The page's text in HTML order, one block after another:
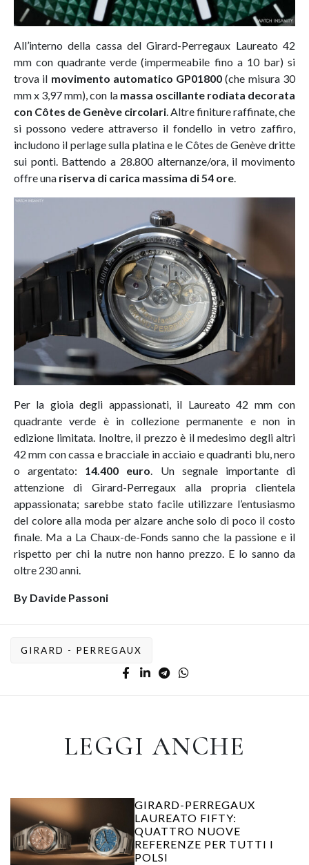
All’interno della cassa del Girard-Perregaux Laureato 42
mm con quadrante verde (impermeabile fino a 10 bar) si
trova il movimento automatico GP01800 (che misura 30
mm x 3,97 mm), con la massa oscillante rodiata decorata
con Côtes de Genève circolari. Altre finiture raffinate, che
si possono vedere attraverso il fondello in vetro zaffiro,
includono il perlage sulla platina e le Côtes de Genève dritte
sui ponti. Battendo a 28.800 alternanze/ora, il movimento
offre una riserva di carica massima di 54 ore.
Per la gioia degli appassionati, il Laureato 42 mm con
quadrante verde è in collezione permanente e non in
edizione limitata. Inoltre, il prezzo è il medesimo degli altri
42 mm con cassa e bracciale in acciaio e quadranti blu, nero
o argentato: 14.400 euro. Un segnale importante di
attenzione di Girard-Perregaux alla propria clientela
appassionata; sarebbe stato facile utilizzare l’entusiasmo
del colore alla moda per alzare anche solo di poco il costo
finale. Ma a La Chaux-de-Fonds sanno che la passione e il
rispetto per chi la nutre non hanno prezzo. E lo sanno da
oltre 230 anni.
By Davide Passoni
GIRARD - PERREGAUX
LEGGI ANCHE
GIRARD-PERREGAUX
LAUREATO FIFTY:
QUATTRO NUOVE
REFERENZE PER TUTTI I
POLSI